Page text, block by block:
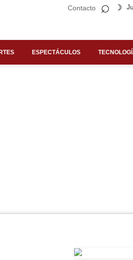
Contacto ⌕ ☽
ESPECTÁCULOS